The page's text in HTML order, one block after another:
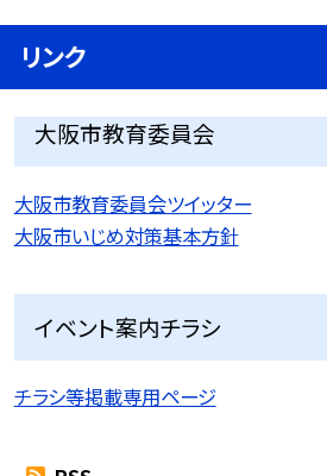
リンク
大阪市教育委員会
大阪市教育委員会ツイッター
大阪市いじめ対策基本方針
イベント案内チラシ
チラシ等掲載専用ページ